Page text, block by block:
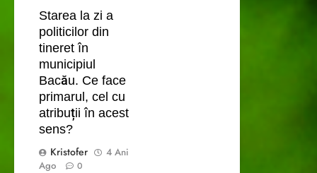
Starea la zi a
politicilor din
tineret în
municipiul
Bacău. Ce face
primarul, cel cu
atribuții în acest
sens?
Kristofer
4 Ani
Ago
0